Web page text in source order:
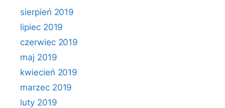
sierpień 2019
lipiec 2019
czerwiec 2019
maj 2019
kwiecień 2019
marzec 2019
luty 2019